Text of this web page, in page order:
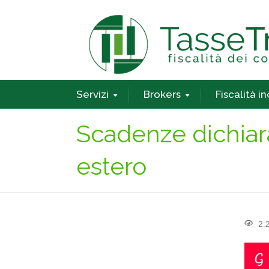
Servizi Brokers Fiscalità
Scadenze
estero